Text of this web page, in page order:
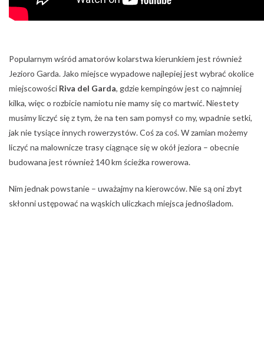
Popularnym wśród amatorów kolarstwa kierunkiem jest również
Jezioro Garda. Jako miejsce wypadowe najlepiej jest wybrać okolice
miejscowości Riva del Garda, gdzie kempingów jest co najmniej
kilka, więc o rozbicie namiotu nie mamy się co martwić. Niestety
musimy liczyć się z tym, że na ten sam pomysł co my, wpadnie setki,
jak nie tysiące innych rowerzystów. Coś za coś. W zamian możemy
liczyć na malownicze trasy ciągnące się w okół jeziora – obecnie
budowana jest również 140 km ścieżka rowerowa.
Nim jednak powstanie – uważajmy na kierowców. Nie są oni zbyt
skłonni ustępować na wąskich uliczkach miejsca jednośladom.